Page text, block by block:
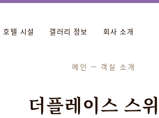
호텔 시설 갤러리 정보 회사 소개
메인 객실 소개
더플레이스 스위